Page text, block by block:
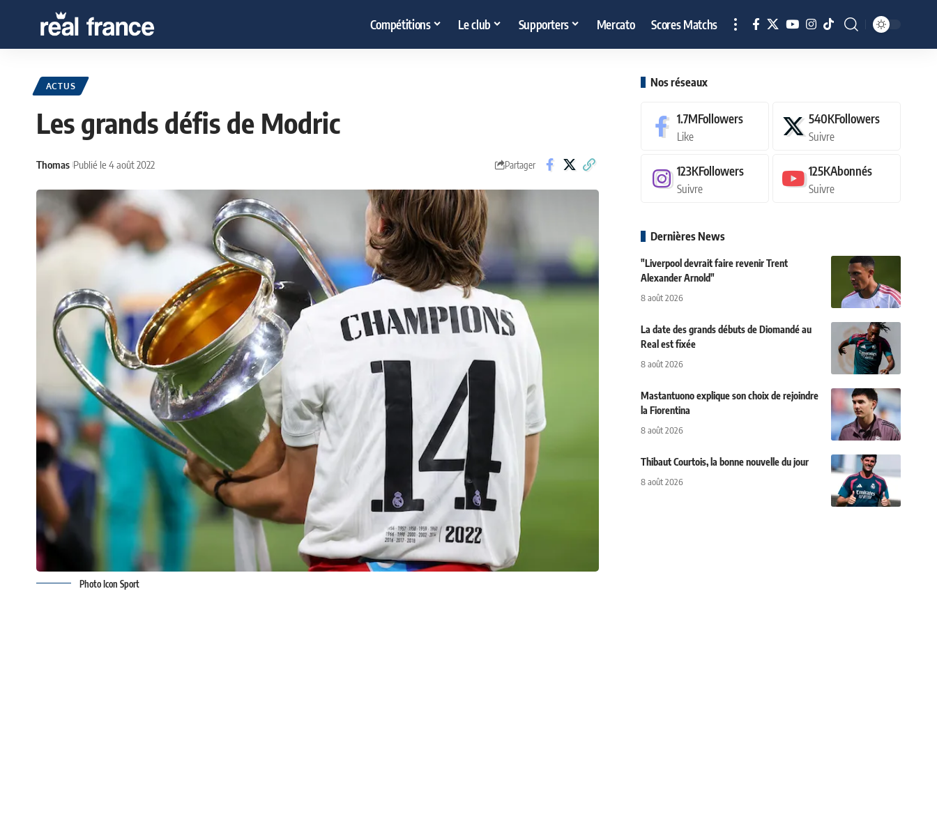
Compétitions Le club Supporters Mercato Scores Matchs
ACTUS
Les grands défis de Modric
Thomas Publié le 4 août 2022 Partager
Photo Icon Sport
Nos réseaux
1.7MFollowers
Like
540KFollowers
Suivre
123KFollowers
Suivre
125KAbonnés
Suivre
Dernières News
"Liverpool devrait faire revenir Trent
Alexander Arnold"
8 août 2026
La date des grands débuts de Diomandé au
Real est fixée
8 août 2026
Mastantuono explique son choix de rejoindre
la Fiorentina
8 août 2026
Thibaut Courtois, la bonne nouvelle du jour
8 août 2026